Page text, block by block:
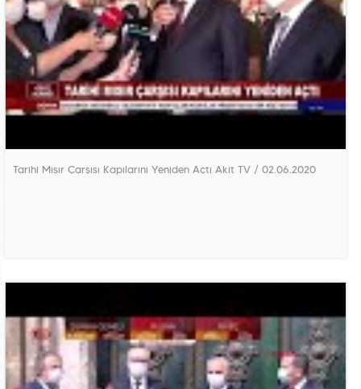
Tarihi Mısır Çarşısı Kapılarını Yeniden Açtı Akit TV / 02.06.2020